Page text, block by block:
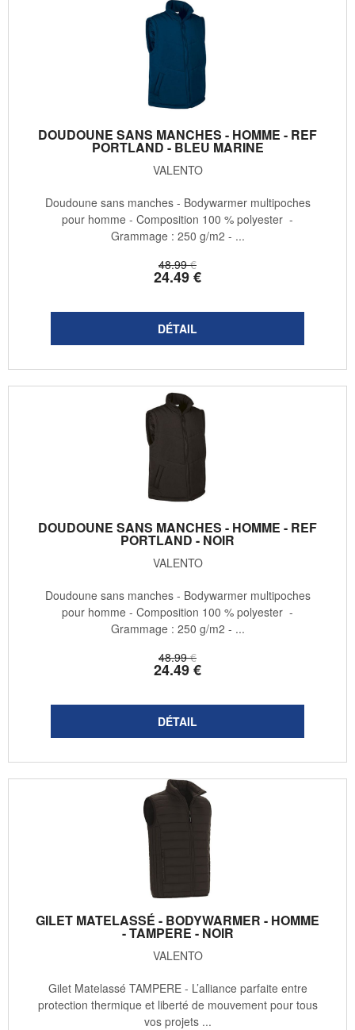
DOUDOUNE SANS MANCHES - HOMME - REF
PORTLAND - BLEU MARINE
VALENTO
48.99 €
24.49€
Doudoune sans manches - Bodywarmer multipoches
pour homme - Composition 100 % polyester -
Grammage : 250 g/m2 - ...
DOUDOUNE SANS MANCHES - HOMME - REF
PORTLAND - NOIR
VALENTO
48.99 €
24.49€
Doudoune sans manches - Bodywarmer multipoches
pour homme - Composition 100 % polyester -
Grammage : 250 g/m2 - ...
GILET MATELASSÉ - BODYWARMER - HOMME
- TAMPERE - NOIR
VALENTO
Gilet Matelassé TAMPERE - L’alliance parfaite entre
protection thermique et liberté de mouvement pour tous
vos projets ...